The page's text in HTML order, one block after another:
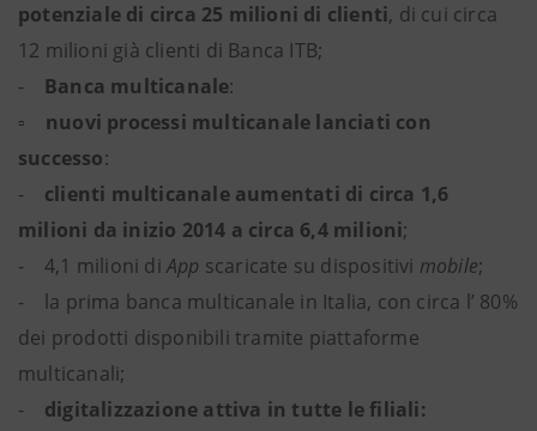
potenziale di circa 25 milioni di clienti, di cui circa
12 milioni già clienti di Banca ITB;
- Banca multicanale:
▫ nuovi processi multicanale lanciati con
successo:
- clienti multicanale aumentati di circa 1,6
milioni da inizio 2014 a circa 6,4 milioni;
- 4,1 milioni diApp scaricate su dispositivi mobile;
- la prima banca multicanale in Italia, con circa l’ 80%
dei prodotti disponibili tramite piattaforme
multicanali;
- digitalizzazione attiva in tutte le filiali: